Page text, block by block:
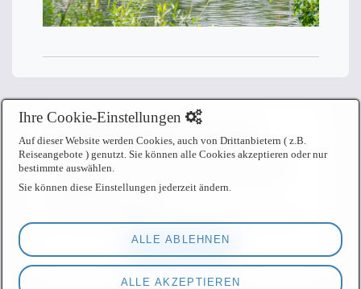
Deaktiviertes Script!
Aktivieren Sie alle Cookies per Klick auf "Alle
Alle akzeptieren
Ihre Cookie-Einstellungen
Auf dieser Website werden Cookies, auch von Drittanbietern ( z.B.
Reiseangebote ) genutzt. Sie können alle Cookies akzeptieren oder nur
bestimmte auswählen.
Sie können diese Einstellungen jederzeit ändern.
ALLE ABLEHNEN
ALLE AKZEPTIEREN